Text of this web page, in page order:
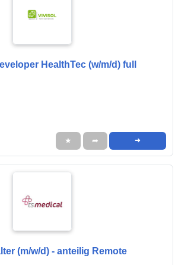
HealthTec (w/m/d) full
★ ➦ ➜
(m/w/d) - anteilig Remote